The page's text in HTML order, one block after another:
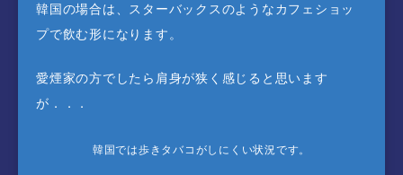
韓国の場合は、スターバックスのようなカフェショッ
プで飲む形になります。
愛煙家の方でしたら肩身が狭く感じると思います
が．．．
韓国では歩きタバコがしにくい状況です。